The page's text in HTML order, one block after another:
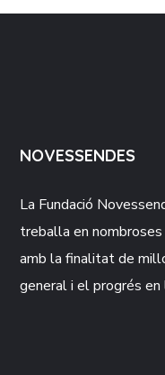
NOVESSENDES
La Fundació
treballa en
amb la finalitat de
general i el progrés